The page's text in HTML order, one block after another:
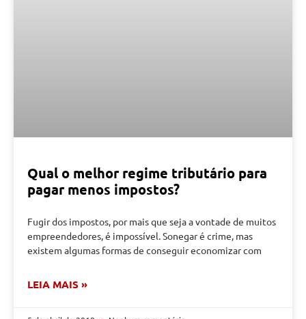
Qual o melhor regime tributário para
pagar menos impostos?
Fugir dos impostos, por mais que seja a vontade de muitos
empreendedores, é impossível. Sonegar é crime, mas
existem algumas formas de conseguir economizar com
LEIA MAIS »